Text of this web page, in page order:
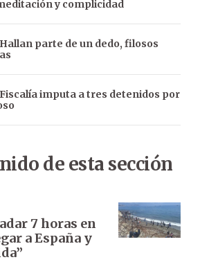
y complicidad
parte de un dedo, filosos
imputa a tres detenidos por
de esta sección
7 horas en
a España y